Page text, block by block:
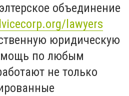
объединение
lawyers
юридическую
по любым
не только